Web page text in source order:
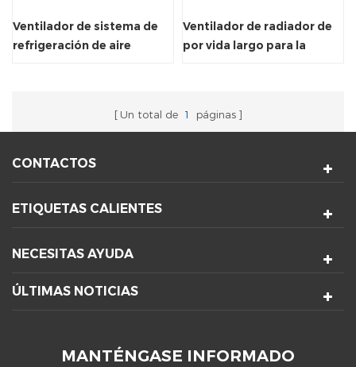
Ventilador de sistema de
refrigeración de aire
Ventilador de radiador de
por vida largo para la
Un total de 1 páginas
CONTACTOS
ETIQUETAS CALIENTES
NECESITAS AYUDA
ÚLTIMAS NOTICIAS
MANTÉNGASE INFORMADO